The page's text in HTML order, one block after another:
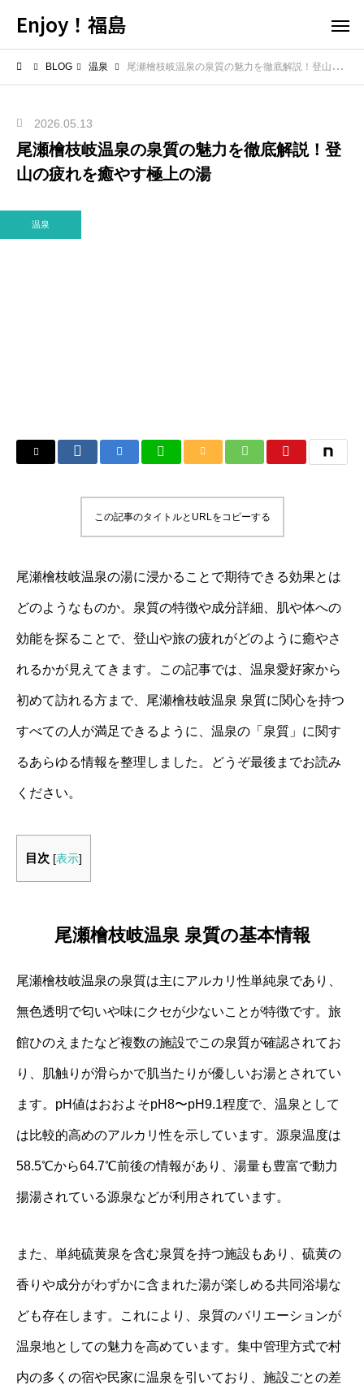
Enjoy！福島
BLOG 温泉 尾瀬檜枝岐温泉の泉質の魅力を徹底解説！登山の疲れを癒やす極上の湯
2026.05.13
尾瀬檜枝岐温泉の泉質の魅力を徹底解説！登
山の疲れを癒やす極上の湯
温泉
この記事のタイトルとURLをコピーする
尾瀬檜枝岐温泉の湯に浸かることで期待できる効果とは
どのようなものか。泉質の特徴や成分詳細、肌や体への
効能を探ることで、登山や旅の疲れがどのように癒やさ
れるかが見えてきます。この記事では、温泉愛好家から
初めて訪れる方まで、尾瀬檜枝岐温泉 泉質に関心を持つ
すべての人が満足できるように、温泉の「泉質」に関す
るあらゆる情報を整理しました。どうぞ最後までお読み
ください。
目次 [表示]
尾瀬檜枝岐温泉 泉質の基本情報
尾瀬檜枝岐温泉の泉質は主にアルカリ性単純泉であり、
無色透明で匂いや味にクセが少ないことが特徴です。旅
館ひのえまたなど複数の施設でこの泉質が確認されてお
り、肌触りが滑らかで肌当たりが優しいお湯とされてい
ます。pH値はおおよそpH8〜pH9.1程度で、温泉として
は比較的高めのアルカリ性を示しています。源泉温度は
58.5℃から64.7℃前後の情報があり、湯量も豊富で動力
揚湯されている源泉などが利用されています。
また、単純硫黄泉を含む泉質を持つ施設もあり、硫黄の
香りや成分がわずかに含まれた湯が楽しめる共同浴場な
ども存在します。これにより、泉質のバリエーションが
温泉地としての魅力を高めています。集中管理方式で村
内の多くの宿や民家に温泉を引いており、施設ごとの差